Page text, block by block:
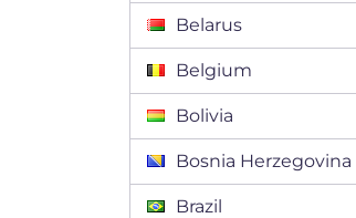
Belarus
Belgium
Bolivia
Bosnia Herzegovina
Brazil